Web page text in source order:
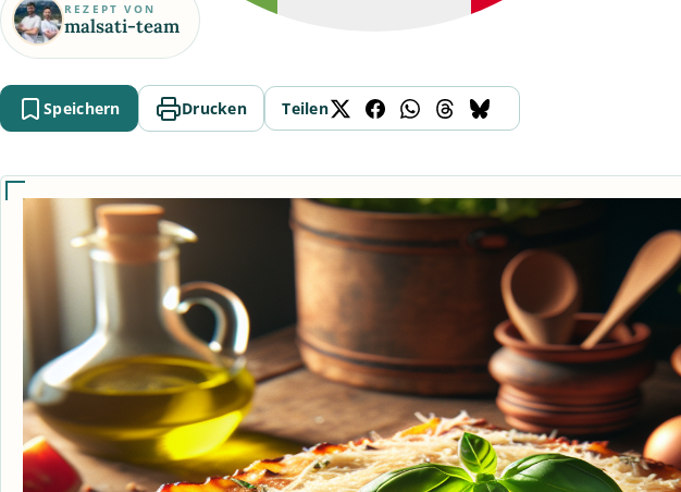
REZEPT VON
malsati-team
Speichern Drucken Teilen